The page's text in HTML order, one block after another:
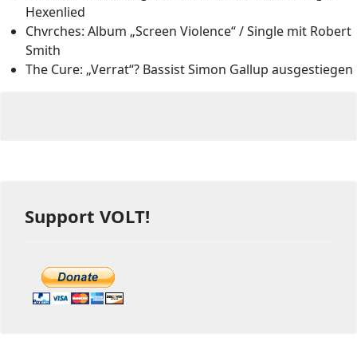
Hexenlied
Chvrches: Album „Screen Violence“ / Single mit Robert
Smith
The Cure: „Verrat“? Bassist Simon Gallup ausgestiegen
Support VOLT!